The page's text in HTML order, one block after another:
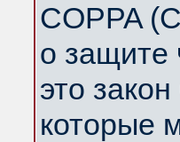
COPPA
о защите
это
которые